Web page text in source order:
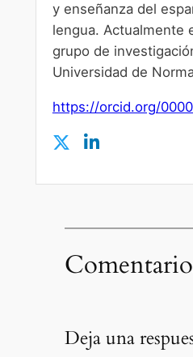
y enseñanza del
lengua. Actualmente
grupo de
Universidad de
https://orcid.org/
Deja una